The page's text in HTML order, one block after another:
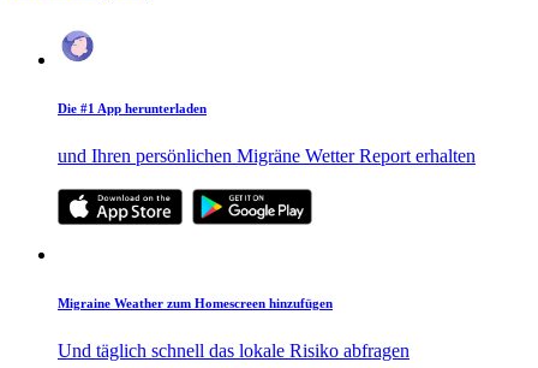
Die #1 App herunterladen
und Ihren persönlichen Migräne Wetter Report erhalten
Migraine Weather zum Homescreen hinzufügen
Und täglich schnell das lokale Risiko abfragen